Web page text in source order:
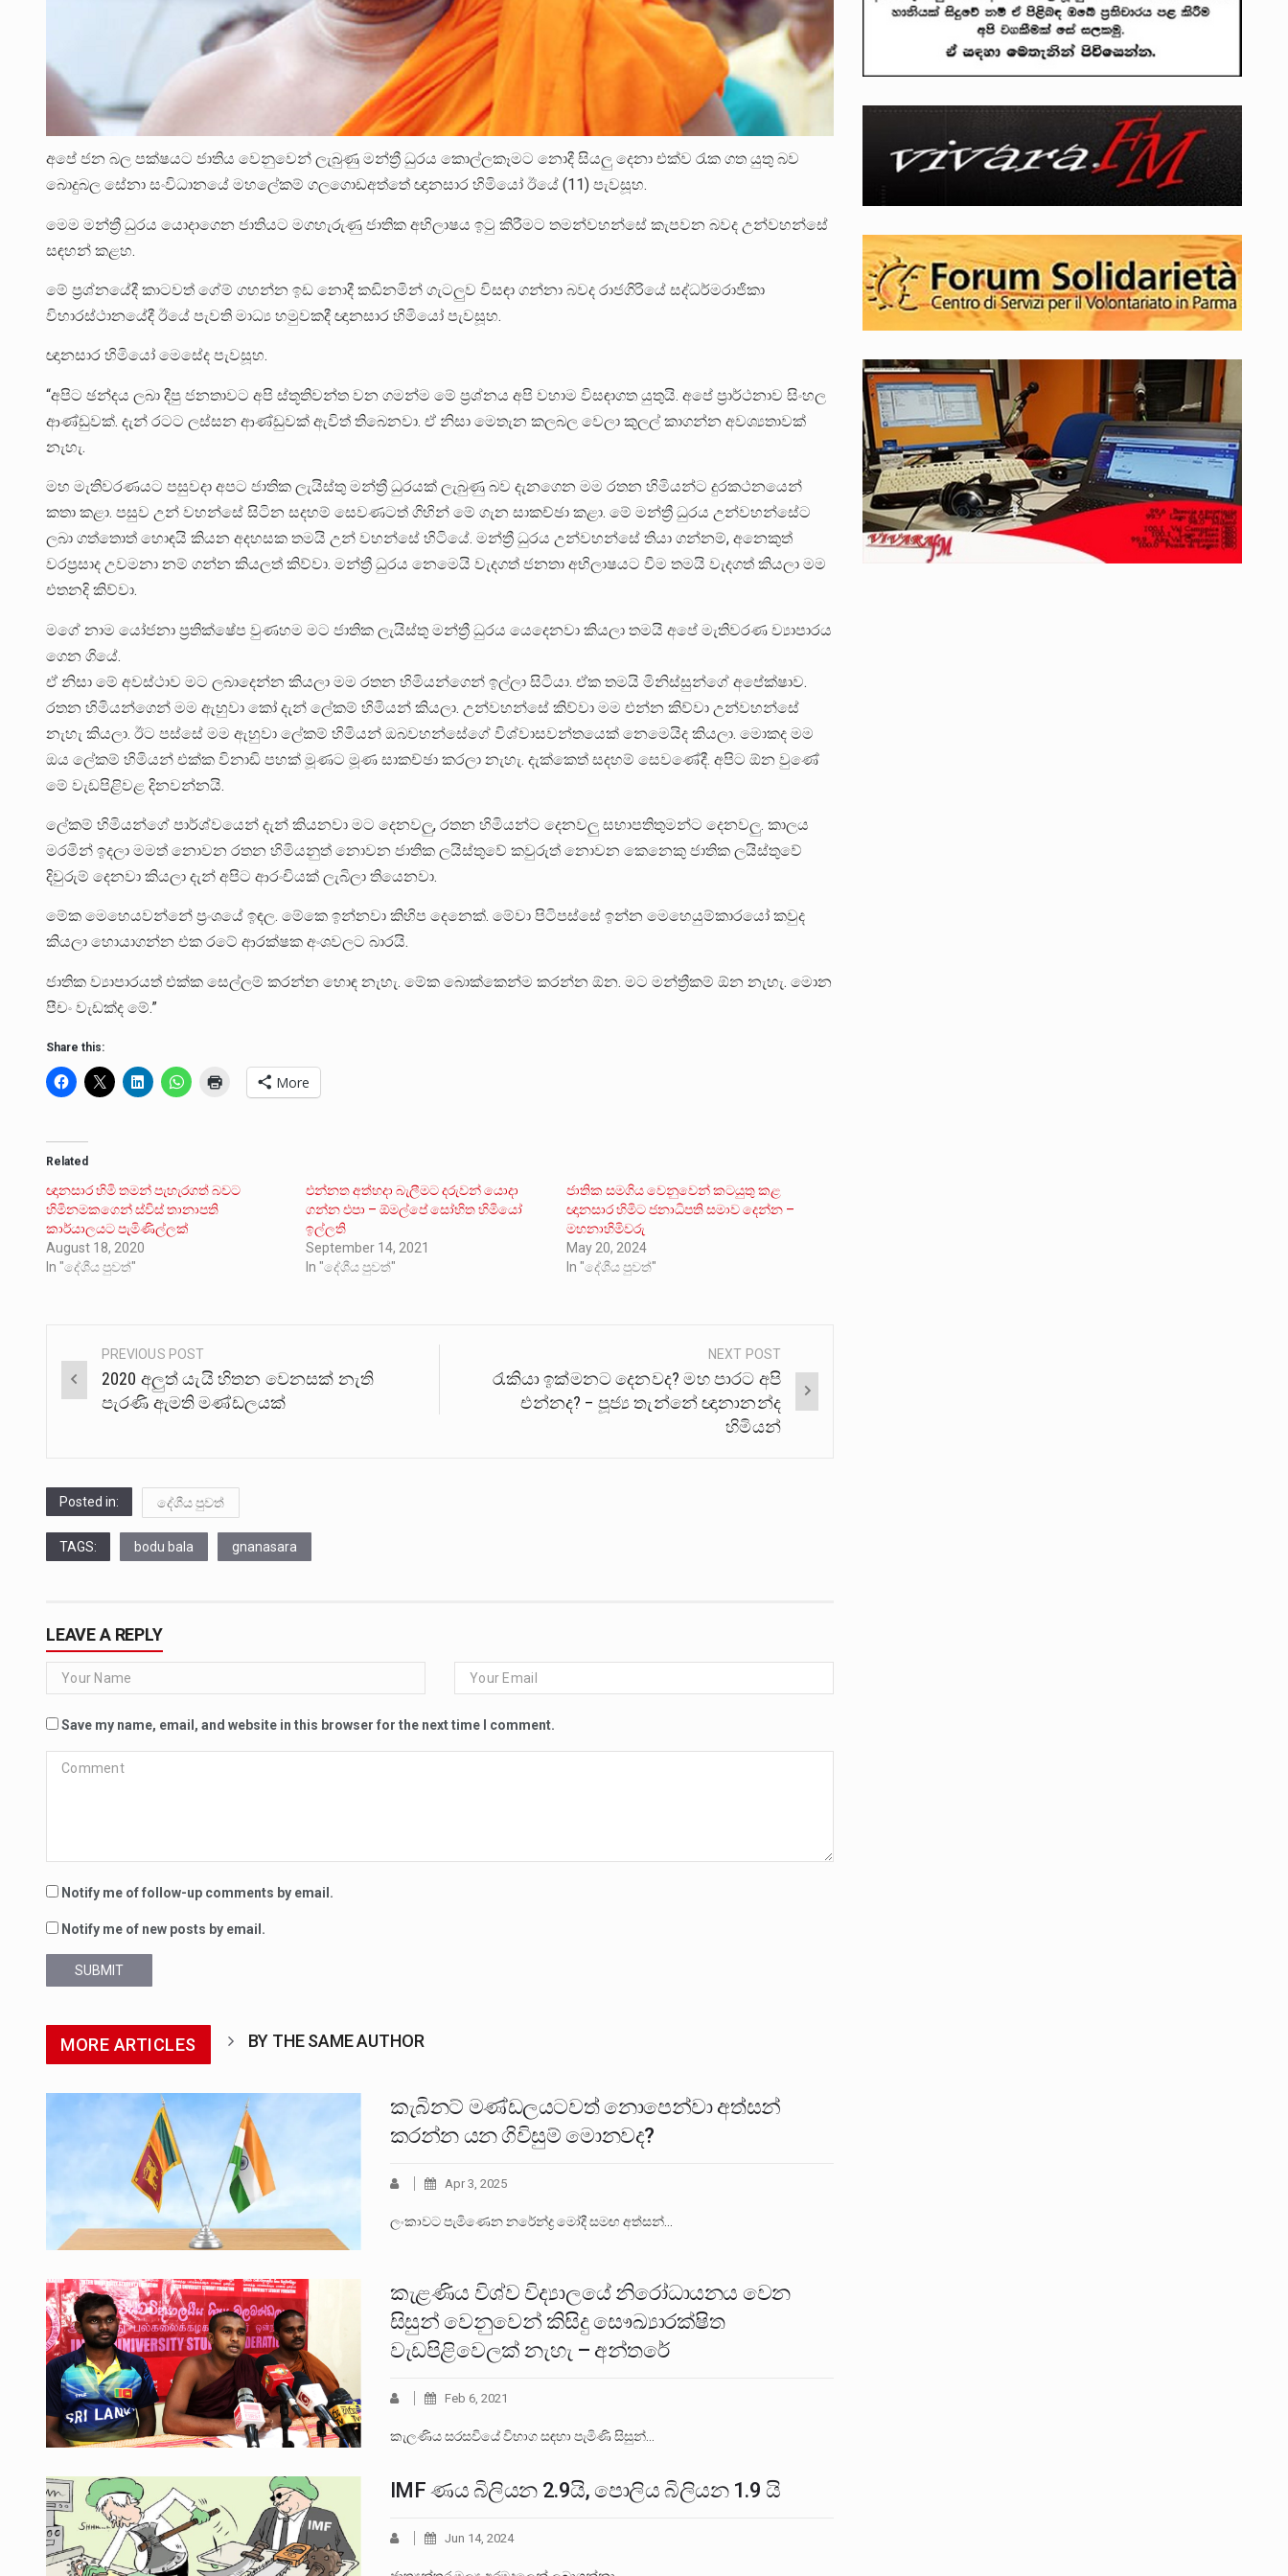
අපේ ජන බල පක්ෂයට ජාතිය වෙනුවෙන් ලැබුණු මන්ත්‍රී ධුරය කොල්ලකෑමට නොදී සියලු දෙනා එක්ව රැක ගත යුතු බව
බොදුබල සේනා සංවිධානයේ මහලේකම් ගලගොඩඅත්තේ ඥානසාර හිමියෝ ඊයේ (11) පැවසූහ.
මෙම මන්ත්‍රී ධුරය යොදාගෙන ජාතියට මගහැරුණු ජාතික අභිලාෂය ඉටු කිරීමට තමන්වහන්සේ කැපවන බවද උන්වහන්සේ
සඳහන් කළහ.
මේ ප්‍රශ්නයේදී කාටවත් ගේම් ගහන්න ඉඩ නොදී කඩිනමින් ගැටලුව විසඳා ගන්නා බවද රාජගිරියේ සද්ධර්මරාජිකා
විහාරස්ථානයේදී ඊයේ පැවති මාධ්‍ය හමුවකදී ඥානසාර හිමියෝ පැවසූහ.
ඥානසාර හිමියෝ මෙසේද පැවසූහ.
“අපිට ඡන්දය ලබා දීපු ජනතාවට අපි ස්තූතිවන්ත වන ගමන්ම මේ ප්‍රශ්නය අපි වහාම විසඳාගත යුතුයි. අපේ ප්‍රාර්ථනාව සිංහල
ආණ්ඩුවක්. දැන් රටට ලස්සන ආණ්ඩුවක් ඇවිත් තිබෙනවා. ඒ නිසා මෙතැන කලබල වෙලා කුලල් කාගන්න අවශ්‍යතාවක්
නැහැ.
මහ මැතිවරණයට පසුවදා අපට ජාතික ලැයිස්තු මන්ත්‍රී ධුරයක් ලැබුණු බව දැනගෙන මම රතන හිමියන්ට දුරකථනයෙන්
කතා කළා. පසුව උන් වහන්සේ සිටින සදහම් සෙවණටත් ගිහින් මේ ගැන සාකච්ඡා කළා. මේ මන්ත්‍රී ධුරය උන්වහන්සේට
ලබා ගත්තොත් හොඳයි කියන අදහසක තමයි උන් වහන්සේ හිටියේ. මන්ත්‍රී ධුරය උන්වහන්සේ තියා ගන්නම්, අනෙකුත්
වරප්‍රසාද උවමනා නම් ගන්න කියලත් කිව්වා. මන්ත්‍රී ධුරය නෙමෙයි වැදගත් ජනතා අභිලාෂයට වීම තමයි වැදගත් කියලා මම
එතනදි කිව්වා.
මගේ නාම යෝජනා ප්‍රතික්ෂේප වුණහම මට ජාතික ලැයිස්තු මන්ත්‍රී ධුරය යෙදෙනවා කියලා තමයි අපේ මැතිවරණ ව්‍යාපාරය
ගෙන ගියේ.
ඒ නිසා මේ අවස්ථාව මට ලබාදෙන්න කියලා මම රතන හිමියන්ගෙන් ඉල්ලා සිටියා. ඒක තමයි මිනිස්සුන්ගේ අපේක්ෂාව.
රතන හිමියන්ගෙන් මම ඇහුවා කෝ දැන් ලේකම් හිමියන් කියලා. උන්වහන්සේ කිව්වා මම එන්න කිව්වා උන්වහන්සේ
නැහැ කියලා. ඊට පස්සේ මම ඇහුවා ලේකම් හිමියන් ඔබවහන්සේගේ විශ්වාසවන්තයෙක් නෙමෙයිද කියලා. මොකද මම
ඔය ලේකම් හිමියන් එක්ක විනාඩි පහක් මූණට මූණ සාකච්ඡා කරලා නැහැ. දැක්කෙත් සදහම් සෙවණේදී. අපිට ඕන වුණේ
මේ වැඩපිළිවළ දිනවන්නයි.
ලේකම් හිමියන්ගේ පාර්ශ්වයෙන් දැන් කියනවා මට දෙනවලු, රතන හිමියන්ට දෙනවලු සභාපතිතුමන්ට දෙනවලු. කාලය
මරමින් ඉදලා මමත් නොවන රතන හිමියනුත් නොවන ජාතික ලයිස්තුවේ කවුරුත් නොවන කෙනෙකු ජාතික ලයිස්තුවේ
දිවුරුම් දෙනවා කියලා දැන් අපිට ආරංචියක් ලැබිලා තියෙනවා.
මේක මෙහෙයවන්නේ ප්‍රංශයේ ඉඳල. මේකෙ ඉන්නවා කිහිප දෙනෙක්. මේවා පිටිපස්සේ ඉන්න මෙහෙයුම්කාරයෝ කවුද
කියලා හොයාගන්න එක රටේ ආරක්ෂක අංශවලට බාරයි.
ජාතික ව්‍යාපාරයත් එක්ක සෙල්ලම් කරන්න හොඳ නැහැ. මේක බොක්කෙන්ම කරන්න ඕන. මට මන්ත්‍රීකම් ඕන නැහැ. මොන
පීචං වැඩක්ද මේ.”
Share this:
More
Related
ඥානසාර හිමි තමන් පැහැරගත් බවට
හිමිනමකගෙන් ස්විස් තානාපති
කාර්යාලයට පැමිණිල්ලක්
August 18, 2020
In "දේශීය පුවත්"
එන්නත අත්හදා බැලීමට දරුවන් යොදා
ගන්න එපා – ඕමල්පේ සෝභිත හිමියෝ
ඉල්ලති
September 14, 2021
In "දේශීය පුවත්"
ජාතික සමගිය වෙනුවෙන් කටයුතු කළ
ඥානසාර හිමිට ජනාධිපති සමාව දෙන්න –
මහනාහිමිවරු
May 20, 2024
In "දේශීය පුවත්"
Post
navigation
PREVIOUS POST
2020 අලුත් යැයි හිතන වෙනසක් නැති
පැරණි ඇමති මණ්ඩලයක්
NEXT POST
රැකියා ඉක්මනට දෙනවද? මහ පාරට අපි
එන්නද? – පූජ්‍ය තැන්නේ ඥානානන්ද
හිමියන්
Posted in: දේශීය පුවත්
TAGS: bodu bala gnanasara
LEAVE A REPLY
Save my name, email, and website in this browser for the next time I comment.
Notify me of follow-up comments by email.
Notify me of new posts by email.
SUBMIT
MORE ARTICLES BY THE SAME AUTHOR
කැබිනට් මණ්ඩලයටවත් නොපෙන්වා අත්සන්
කරන්න යන ගිවිසුම් මොනවද?
Apr 3, 2025
ලංකාවට පැමිණෙන නරේන්ද්‍ර මෝදී සමඟ අත්සන්…
කැළණිය විශ්ව විද්‍යාලයේ නිරෝධායනය වෙන
සිසුන් වෙනුවෙන් කිසිදු සෞඛ්‍යාරක්ෂිත
වැඩපිළිවෙලක් නැහැ – අන්තරේ
Feb 6, 2021
කැලණිය සරසවියේ විභාග සඳහා පැමිණි සිසුන්…
IMF ණය බිලියන 2.9යි, පොලිය බිලියන 1.9 යි
Jun 14, 2024